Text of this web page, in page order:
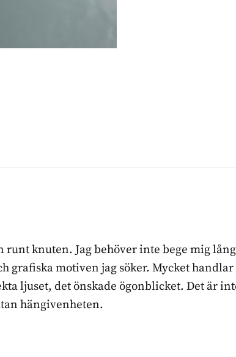
runt knuten. Jag behöver inte bege mig
grafiska motiven jag söker. Mycket handlar
ljuset, det önskade ögonblicket. Det är
hängivenheten.